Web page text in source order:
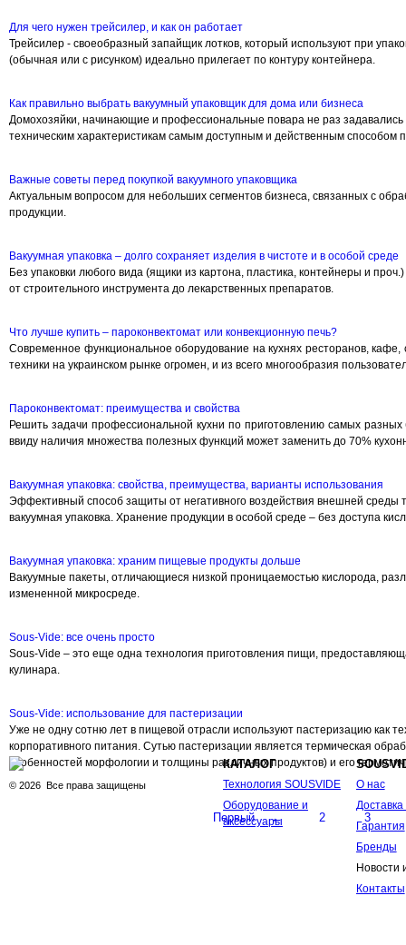
Для чего нужен трейсилер, и как он работает
Трейсилер - своеобразный запайщик лотков, который используют при
(обычная или с рисунком) идеально прилегает по контуру контейнера.
Как правильно выбрать вакуумный упаковщик для дома или бизнеса
Домохозяйки, начинающие и профессиональные повара не раз
техническим характеристикам самым доступным и действенным способом
Важные советы перед покупкой вакуумного упаковщика
Актуальным вопросом для небольших сегментов бизнеса, связанных с
продукции.
Вакуумная упаковка – долго сохраняет изделия в чистоте и в особой среде
Без упаковки любого вида (ящики из картона, пластика, контейнеры и
от строительного инструмента до лекарственных препаратов.
Что лучше купить – пароконвектомат или конвекционную печь?
Современное функциональное оборудование на кухнях ресторанов,
техники на украинском рынке огромен, и из всего многообразия
Пароконвектомат: преимущества и свойства
Решить задачи профессиональной кухни по приготовлению самых
ввиду наличия множества полезных функций может заменить до 70%
Вакуумная упаковка: свойства, преимущества, варианты использования
Эффективный способ защиты от негативного воздействия внешней среды
вакуумная упаковка. Хранение продукции в особой среде – без доступа
Вакуумная упаковка: храним пищевые продукты дольше
Вакуумные пакеты, отличающиеся низкой проницаемостью кислорода,
измененной микросреде.
Sous-Vide: все очень просто
Sous-Vide – это еще одна технология приготовления пищи,
кулинара.
Sous-Vide: использование для пастеризации
Уже не одну сотню лет в пищевой отрасли используют пастеризацию как
корпоративного питания. Сутью пастеризации является термическая
особенностей морфологии и толщины различных продуктов) и его
Первый ← 2 3
© 2026 Все права защищены
КАТАЛОГ
Технология SOUSVIDE
Оборудование и
аксессуары
О нас
Гарантия
Бренды
Новости
Контакты